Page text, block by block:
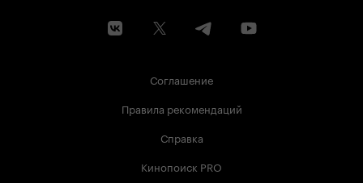
Соглашение
Правила рекомендаций
Справка
Кинопоиск PRO